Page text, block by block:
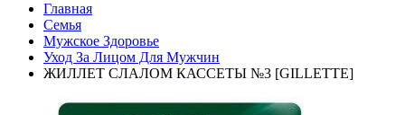
Главная
Семья
Мужское Здоровье
Уход За Лицом Для Мужчин
ЖИЛЛЕТ СЛАЛОМ КАССЕТЫ №3 [GILLETTE]